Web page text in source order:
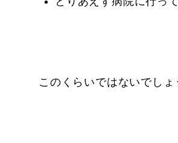
このくらいではないでしょ